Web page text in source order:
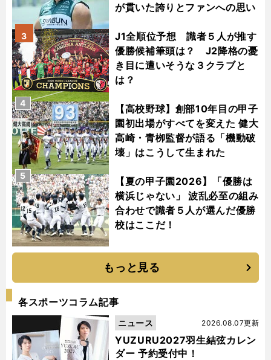
が貫いた誇りとファンへの思い
J1全順位予想 識者５人が推す
優勝候補筆頭は？ J2降格の憂
き目に遭いそうな３クラブと
は？
3
【高校野球】創部10年目の甲子
園初出場がすべてを変えた 健大
高崎・青栁監督が語る「機動破
壊」はこうして生まれた
4
【夏の甲子園2026】「優勝は
横浜じゃない」 波乱必至の組み
合わせで識者５人が選んだ優勝
校はここだ！
5
もっと見る
各スポーツコラム記事
YUZURU2027羽生結弦カレン
ダー 予約受付中！
2026.08.07更新
ニュース